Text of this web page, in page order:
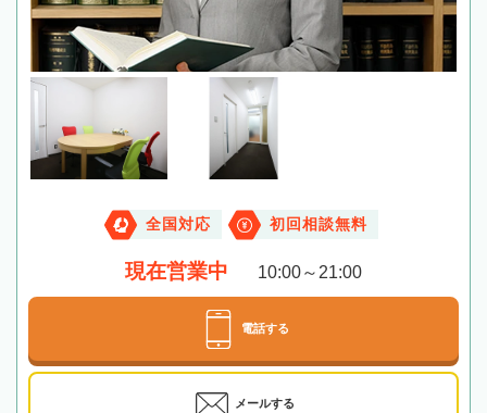
全国対応 初回相談無料
現在営業中 10:00～21:00
電話する
メールする